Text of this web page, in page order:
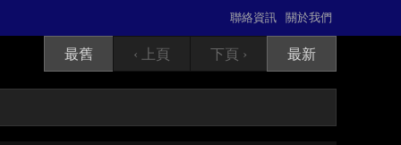
關於我們
聯絡資訊
最舊 ‹ 上頁 下頁 › 最新